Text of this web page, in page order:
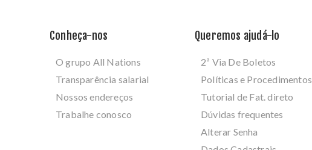
Conheça-nos
O grupo All Nations
Transparência salarial
Nossos endereços
Trabalhe conosco
Queremos ajudá-lo
2ª Via De Boletos
Políticas e Procedimentos
Tutorial de Fat. direto
Dúvidas frequentes
Alterar Senha